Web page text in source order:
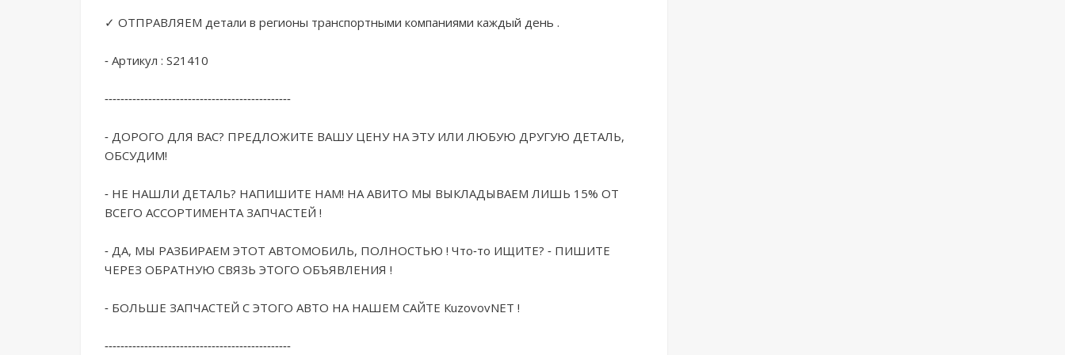
✓ ОТПРАВЛЯЕМ детали в регионы транспортными компаниями каждый день .
- Артикул : S21410
-----------------------------------------------
- ДОРОГО ДЛЯ ВАС? ПРЕДЛОЖИТЕ ВАШУ ЦЕНУ НА ЭТУ ИЛИ ЛЮБУЮ ДРУГУЮ ДЕТАЛЬ,
ОБСУДИМ!
- НЕ НАШЛИ ДЕТАЛЬ? НАПИШИТЕ НАМ! НА АВИТО МЫ ВЫКЛАДЫВАЕМ ЛИШЬ 15% ОТ
ВСЕГО АССОРТИМЕНТА ЗАПЧАСТЕЙ !
- ДА, МЫ РАЗБИРАЕМ ЭТОТ АВТОМОБИЛЬ, ПОЛНОСТЬЮ ! Что-то ИЩИТЕ? - ПИШИТЕ
ЧЕРЕЗ ОБРАТНУЮ СВЯЗЬ ЭТОГО ОБЪЯВЛЕНИЯ !
- БОЛЬШЕ ЗАПЧАСТЕЙ С ЭТОГО АВТО НА НАШЕМ САЙТЕ КuzоvоvNЕТ !
-----------------------------------------------